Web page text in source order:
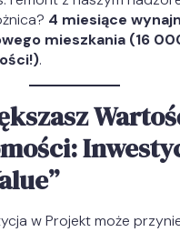
4 miesiące
mieszkania (16
.
w Projekt może